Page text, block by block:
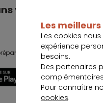
votre poche
les, suivez-les,
Découvrir
Les
Les cookies
expérience
besoins.
Des partenaires
Pour connaître
cookies.